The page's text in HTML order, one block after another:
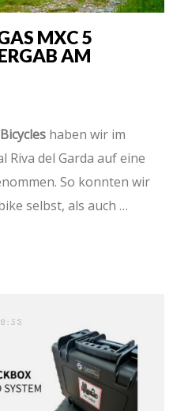
MXC 5
AM
haben wir im
Riva del Garda auf eine
So konnten wir
selbst, als auch …